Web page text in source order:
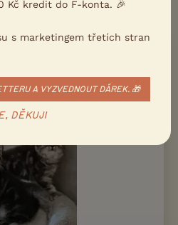
Kč kredit do F-konta. 🎉
s marketingem třetích stran
A VYZVEDNOUT DÁREK. 🎁
DĚKUJI